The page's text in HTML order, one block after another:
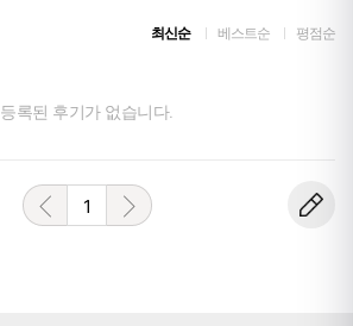
최신순 베스트순 평점순
등록된 후기가 없습니다.
1